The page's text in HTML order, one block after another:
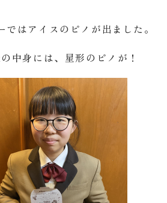
ではアイスのピノが出ました。
中身には、星形のピノが！